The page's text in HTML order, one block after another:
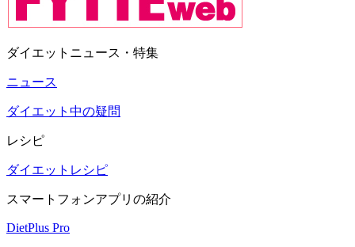
ダイエットニュース・特集
ニュース
ダイエット中の疑問
レシピ
ダイエットレシピ
スマートフォンアプリの紹介
DietPlus Pro